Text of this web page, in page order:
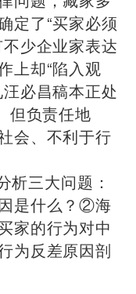
定了“买家必须
少企业家表达
上却“陷入观
必昌稿本正处
但负责任地
会、不利于行
析三大问题：
是什么？②海
家的行为对中
为反差原因剖